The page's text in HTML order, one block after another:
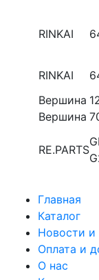
RINKAI
RINKAI
Вершина
Вершина
RE.PARTS
Главная
Каталог
Новости и
Оплата и
О нас